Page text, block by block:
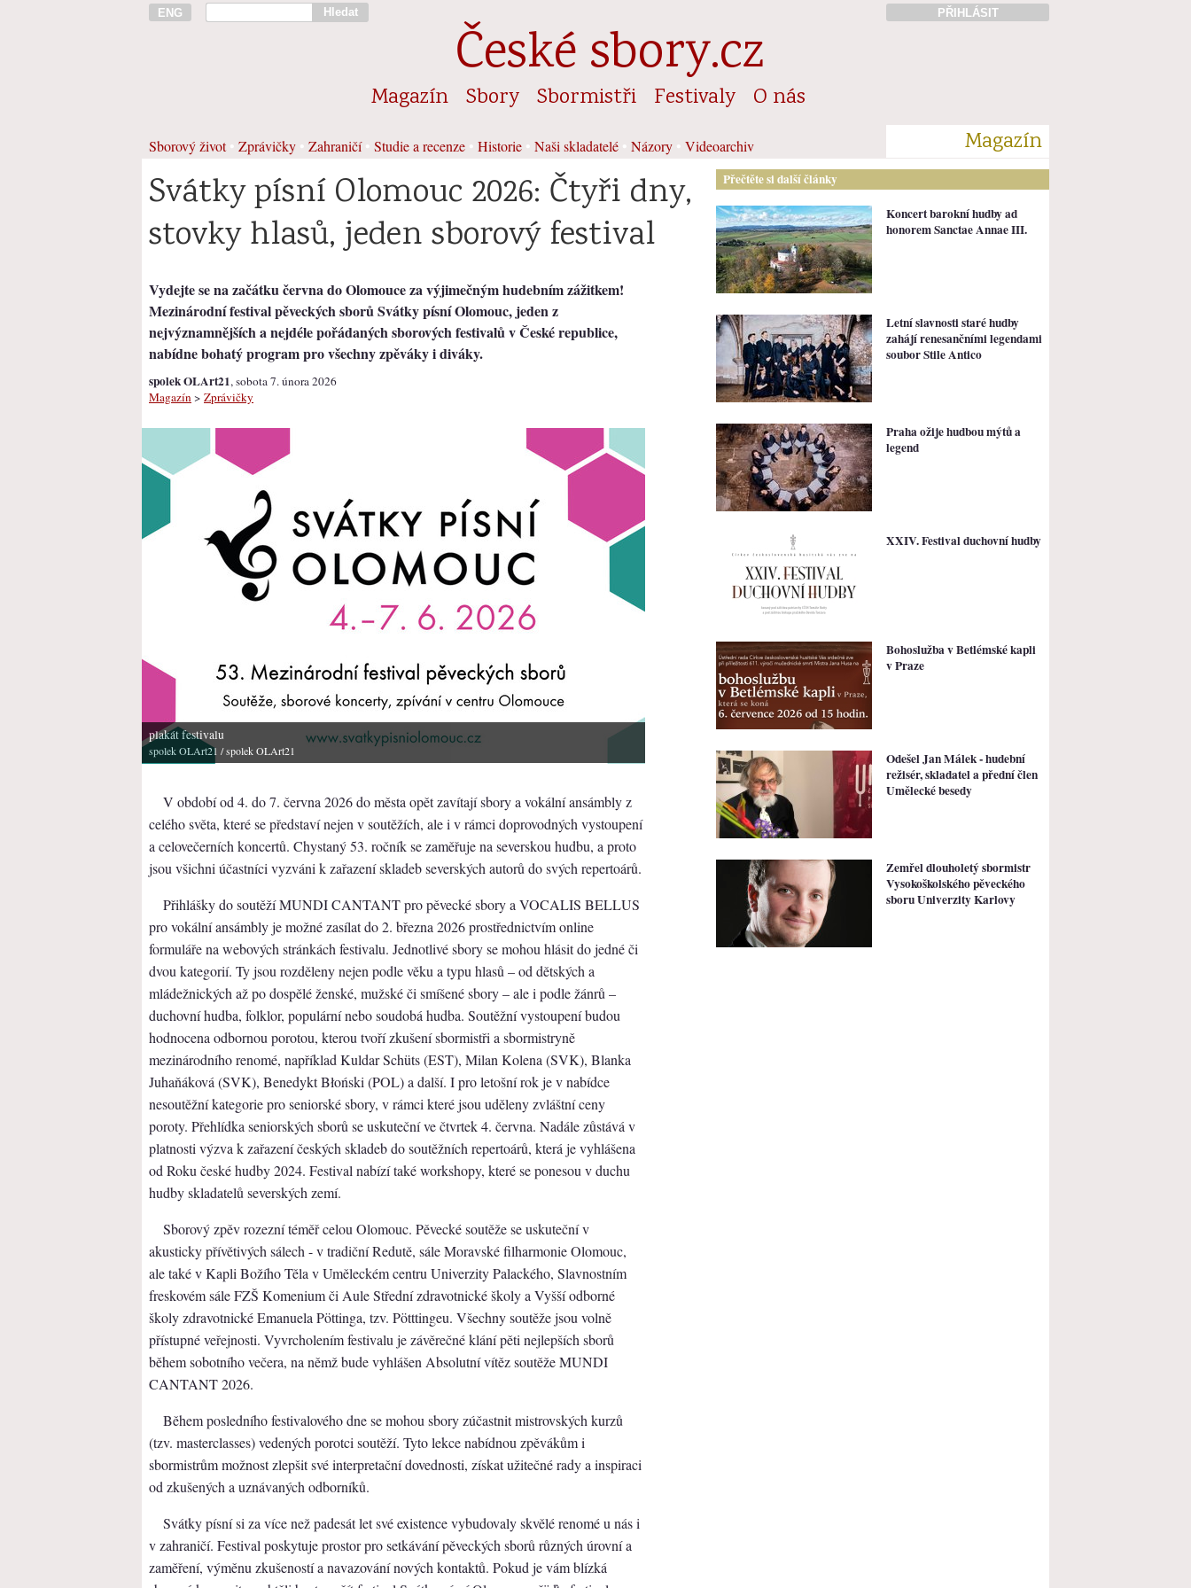
ENG Hledat PŘIHLÁSIT
České sbory.cz
Magazín Sbory Sbormistři Festivaly O nás
Sborový život• Zprávičky Zahraničí• Studie a recenze Historie Naši skladatelé Názory Videoarchiv Magazín
Svátky písní Olomouc 2026: Čtyři dny,
stovky hlasů, jeden sborový festival
Vydejte se na začátku června do Olomouce za výjimečným hudebním zážitkem!
Mezinárodní festival pěveckých sborů Svátky písní Olomouc, jeden z
nejvýznamnějších a nejdéle pořádaných sborových festivalů v České republice,
nabídne bohatý program pro všechny zpěváky i diváky.
spolek OLArt21, sobota 7. února 2026
Magazín > Zprávičky
plakát festivalu
spolek OLArt21 / spolek OLArt21
V období od 4. do 7. června 2026 do města opět zavítají sbory a vokální ansámbly z
celého světa, které se představí nejen v soutěžích, ale i v rámci doprovodných vystoupení
a celovečerních koncertů. Chystaný 53. ročník se zaměřuje na severskou hudbu, a proto
jsou všichni účastníci vyzváni k zařazení skladeb severských autorů do svých repertoárů.
Přihlášky do soutěží MUNDI CANTANT pro pěvecké sbory a VOCALIS BELLUS
pro vokální ansámbly je možné zasílat do 2. března 2026 prostřednictvím online
formuláře na webových stránkách festivalu. Jednotlivé sbory se mohou hlásit do jedné či
dvou kategorií. Ty jsou rozděleny nejen podle věku a typu hlasů – od dětských a
mládežnických až po dospělé ženské, mužské či smíšené sbory – ale i podle žánrů –
duchovní hudba, folklor, populární nebo soudobá hudba. Soutěžní vystoupení budou
hodnocena odbornou porotou, kterou tvoří zkušení sbormistři a sbormistryně
mezinárodního renomé, například Kuldar Schüts (EST), Milan Kolena (SVK), Blanka
Juhaňáková (SVK), Benedykt Błoński (POL) a další. I pro letošní rok je v nabídce
nesoutěžní kategorie pro seniorské sbory, v rámci které jsou uděleny zvláštní ceny
poroty. Přehlídka seniorských sborů se uskuteční ve čtvrtek 4. června. Nadále zůstává v
platnosti výzva k zařazení českých skladeb do soutěžních repertoárů, která je vyhlášena
od Roku české hudby 2024. Festival nabízí také workshopy, které se ponesou v duchu
hudby skladatelů severských zemí.
Sborový zpěv rozezní téměř celou Olomouc. Pěvecké soutěže se uskuteční v
akusticky přívětivých sálech - v tradiční Redutě, sále Moravské filharmonie Olomouc,
ale také v Kapli Božího Těla v Uměleckém centru Univerzity Palackého, Slavnostním
freskovém sále FZŠ Komenium či Aule Střední zdravotnické školy a Vyšší odborné
školy zdravotnické Emanuela Pöttinga, tzv. Pötttingeu. Všechny soutěže jsou volně
přístupné veřejnosti. Vyvrcholením festivalu je závěrečné klání pěti nejlepších sborů
během sobotního večera, na němž bude vyhlášen Absolutní vítěz soutěže MUNDI
CANTANT 2026.
Během posledního festivalového dne se mohou sbory zúčastnit mistrovských kurzů
(tzv. masterclasses) vedených porotci soutěží. Tyto lekce nabídnou zpěvákům i
sbormistrům možnost zlepšit své interpretační dovednosti, získat užitečné rady a inspiraci
od zkušených a uznávaných odborníků.
Svátky písní si za více než padesát let své existence vybudovaly skvělé renomé u nás i
v zahraničí. Festival poskytuje prostor pro setkávání pěveckých sborů různých úrovní a
zaměření, výměnu zkušeností a navazování nových kontaktů. Pokud je vám blízká
Přečtěte si další články
Koncert barokní hudby ad
honorem Sanctae Annae III.
Letní slavnosti staré hudby
zahájí renesančními legendami
soubor Stile Antico
Praha ožije hudbou mýtů a
legend
XXIV. Festival duchovní hudby
Bohoslužba v Betlémské kapli
v Praze
Odešel Jan Málek - hudební
režisér, skladatel a přední člen
Umělecké besedy
Zemřel dlouholetý sbormistr
Vysokoškolského pěveckého
sboru Univerzity Karlovy